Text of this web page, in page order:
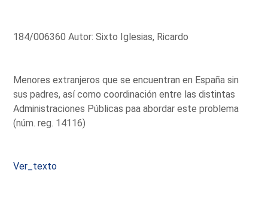
184/006360 Autor: Sixto Iglesias, Ricardo
Menores extranjeros que se encuentran en España sin
sus padres, así como coordinación entre las distintas
Administraciones Públicas paa abordar este problema
(núm. reg. 14116)
Ver_texto